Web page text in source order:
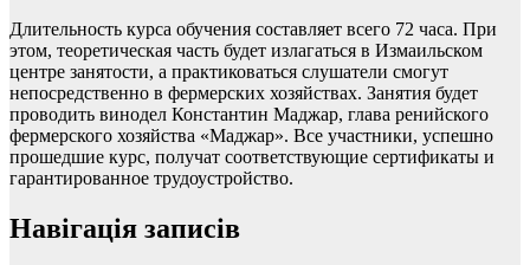
Длительность курса обучения составляет всего 72 часа. При
этом, теоретическая часть будет излагаться в Измаильском
центре занятости, а практиковаться слушатели смогут
непосредственно в фермерских хозяйствах. Занятия будет
проводить винодел Константин Маджар, глава ренийского
фермерского хозяйства «Маджар». Все участники, успешно
прошедшие курс, получат соответствующие сертификаты и
гарантированное трудоустройство.
Навігація записів